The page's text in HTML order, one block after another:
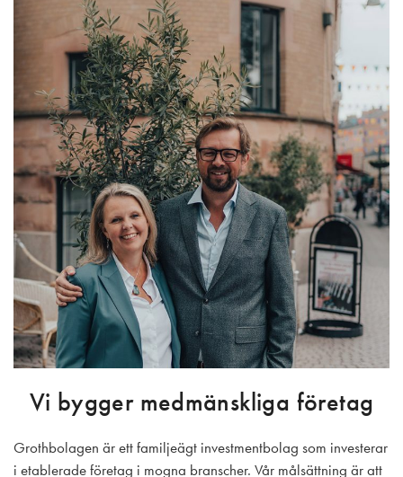
Vi bygger medmänskliga företag
Grothbolagen är ett familjeägt investmentbolag som investerar
i etablerade företag i mogna branscher. Vår målsättning är att